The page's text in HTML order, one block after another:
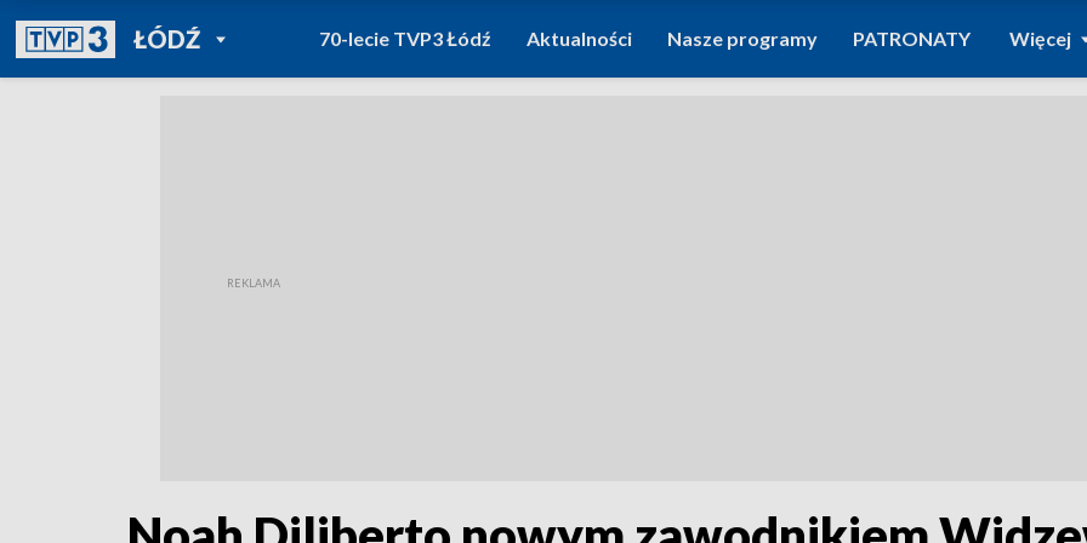
ŁÓDŹPOWRÓT DO
TVP REGIONY
70-lecie TVP3 Łódź Aktualności Nasze programy PATRONATY Więcej